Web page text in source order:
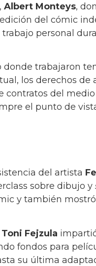
Albert Monteys,
del cómic
personal
trabajaron
los derechos de
contratos del
el punto de
del artista
sobre dibujo y
y también
Toni Fejzula
fondos para
su última